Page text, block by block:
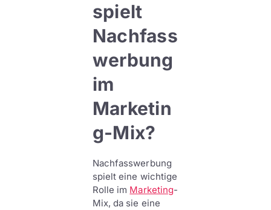
spielt
Nachfass
werbung
im
Marketin
g-Mix?
Nachfasswerbung
spielt eine wichtige
Rolle im Marketing-
Mix, da sie eine